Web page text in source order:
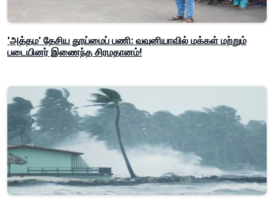
'அத்தம' தேசிய தூய்மைப் பணி: வவுனியாவில் மக்கள் மற்றும்
படையினர் இணைந்த சிரமதானம்!